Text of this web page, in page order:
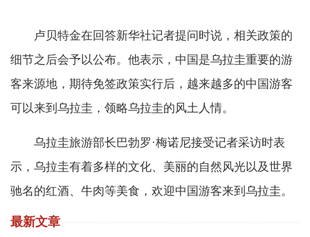
卢贝特金在回答新华社记者提问时说，相关政策的
细节之后会予以公布。他表示，中国是乌拉圭重要的游
客来源地，期待免签政策实行后，越来越多的中国游客
可以来到乌拉圭，领略乌拉圭的风土人情。
乌拉圭旅游部长巴勃罗·梅诺尼接受记者采访时表
示，乌拉圭有着多样的文化、美丽的自然风光以及世界
驰名的红酒、牛肉等美食，欢迎中国游客来到乌拉圭。
最新文章